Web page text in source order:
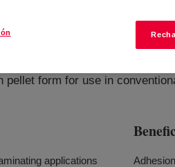
form for use in
applications